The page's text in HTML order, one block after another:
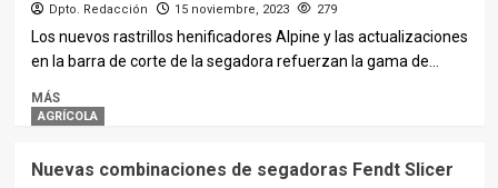
Dpto. Redacción 15 noviembre, 2023 279
Los nuevos rastrillos henificadores Alpine y las actualizaciones
en la barra de corte de la segadora refuerzan la gama de...
MÁS
AGRÍCOLA
Nuevas combinaciones de segadoras Fendt Slicer